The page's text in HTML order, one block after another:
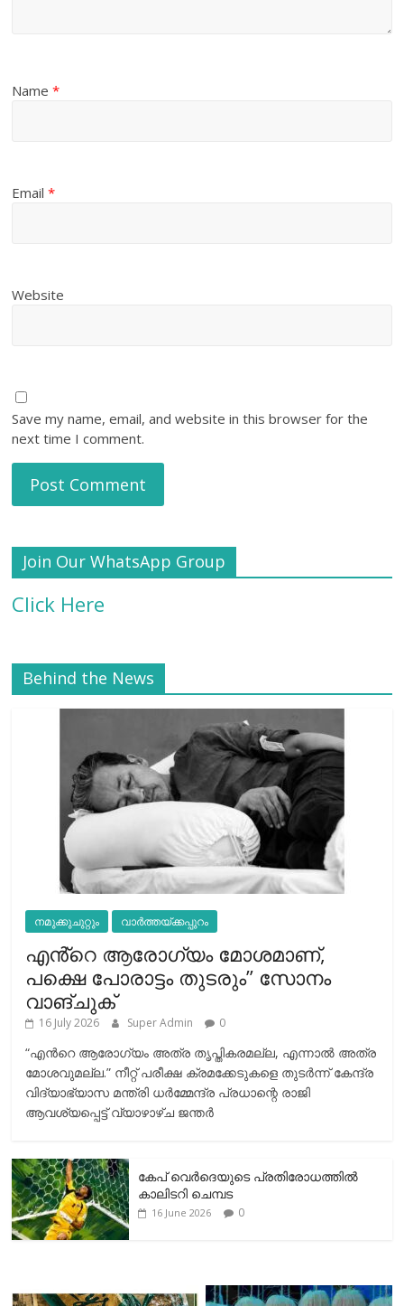
Name*
Email*
Website
Save my name, email, and website in this browser for the
next time I comment.
Join Our WhatsApp Group
Click Here
Behind the News
നമുക്കുചുറ്റും വാർത്തയ്ക്കപ്പുറം
എൻ്റെ ആരോഗ്യം മോശമാണ്,
പക്ഷെ പോരാട്ടം തുടരും” സോനം
വാങ്ചുക്
16 July 2026 Super Admin 0
“എന്‍റെ ആരോഗ്യം അത്ര തൃപ്തികരമല്ല, എന്നാൽ അത്ര
മോശവുമല്ല.” നീറ്റ് പരീക്ഷ ക്രമക്കേടുകളെ തുടർന്ന് കേന്ദ്ര
വിദ്യാഭ്യാസ മന്ത്രി ധർമ്മേന്ദ്ര പ്രധാന്റെ രാജി
ആവശ്യപ്പെട്ട് വ്യാഴാഴ്ച ജന്തർ
കേപ് വെര്‍ദെയുടെ പ്രതിരോധത്തില്‍
കാലിടറി ചെമ്പട
16 June 2026 0